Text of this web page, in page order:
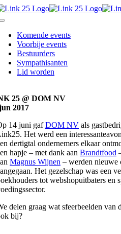
Skip
to
Toggle
NavigationKomende events
Voorbije events
Bestuurders
Sympathisanten
Lid worden
25 @ DOM NV
2017
14 juni gafDOM NV als
Het werd een
dertigtal ondernemers elkaar
hapje – met dank aan Brandtfood
Magnus Wijnen – werden nieuwe
Het gezelschap was een
tot webshopuitbaters en
delen graag wat sfeerbeelden van
bij?